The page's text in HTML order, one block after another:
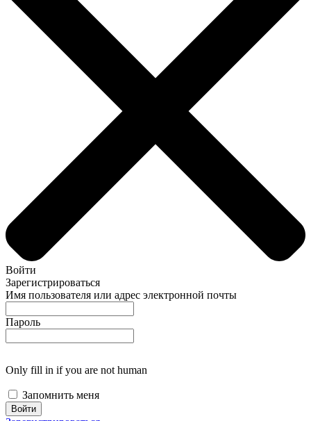
Войти
Зарегистрироваться
Имя пользователя или адрес электронной почты
Пароль
Only fill in if you are not human
Запомнить меня